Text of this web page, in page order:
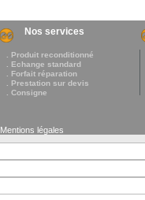
Nos services
. Produit reconditionné
. Echange standard
. Forfait réparation
. Prestation sur devis
. Consigne
Mentions légales